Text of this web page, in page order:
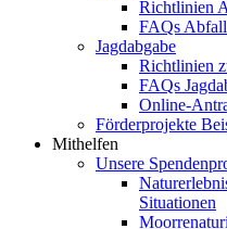
Richtlinien
FAQs
Jagdabgabe
Richtlinien
FAQs
Online-
Förderprojekte
Mithelfen
Unsere
Situationen